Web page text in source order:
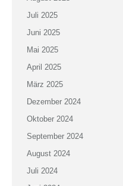
Juli 2025
Juni 2025
Mai 2025
April 2025
März 2025
Dezember 2024
Oktober 2024
September 2024
August 2024
Juli 2024